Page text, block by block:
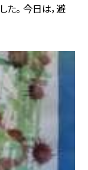
た。 今日は，避